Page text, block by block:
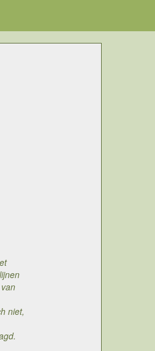
niet,